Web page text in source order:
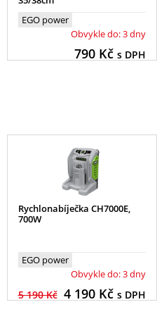
EGO power
Obvykle do: 3 dny
790Kč s DPH
Rychlonabíječka CH7000E,
700W
EGO power
Obvykle do: 3 dny
5 190 Kč 4 190Kč s DPH